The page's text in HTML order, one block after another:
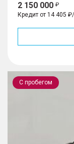
2 150 000
Кредит от 14 405
С пробегом
RAV4